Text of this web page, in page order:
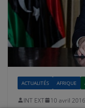
ACTUALITÉS AFRIQUE
INT EXT 10 avril 2016